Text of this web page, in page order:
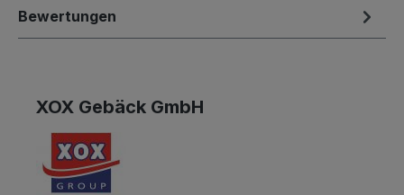
Bewertungen
XOX Gebäck GmbH